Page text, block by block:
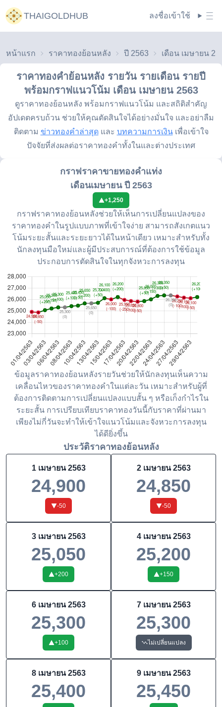
THAIGOLDHUB ลงชื่อเข้าใช้
หน้าแรก ราคาทองย้อนหลัง ปี 2563 เดือน เมษายน
ราคาทองคำย้อนหลัง รายวัน รายเดือน รายปี
พร้อมกราฟแนวโน้ม เดือน เมษายน 2563
ดูราคาทองย้อนหลัง พร้อมกราฟแนวโน้ม และสถิติสำคัญ
อัปเดตครบถ้วน ช่วยให้คุณตัดสินใจได้อย่างมั่นใจ และอย่าลืม
ติดตาม ข่าวทองคำล่าสุด และ บทความการเงิน เพื่อเข้าใจ
ปัจจัยที่ส่งผลต่อราคาทองคำทั้งในและต่างประเทศ
กราฟราคาขายทองคำแท่ง
เดือนเมษายน ปี 2563
+1,250
กราฟราคาทองย้อนหลังช่วยให้เห็นการเปลี่ยนแปลงของ
ราคาทองคำในรูปแบบภาพที่เข้าใจง่าย สามารถสังเกตแนว
โน้มระยะสั้นและระยะยาวได้ในหน้าเดียว เหมาะสำหรับทั้ง
นักลงทุนมือใหม่และผู้มีประสบการณ์ที่ต้องการใช้ข้อมูล
ประกอบการตัดสินใจในทุกจังหวะการลงทุน
ข้อมูลราคาทองย้อนหลังรายวันช่วยให้นักลงทุนเห็นความ
เคลื่อนไหวของราคาทองคำในแต่ละวัน เหมาะสำหรับผู้ที่
ต้องการติดตามการเปลี่ยนแปลงแบบสั้น ๆ หรือเก็งกำไรใน
ระยะสั้น การเปรียบเทียบราคาทองวันนี้กับราคาที่ผ่านมา
เพียงไม่กี่วันจะทำให้เข้าใจแนวโน้มและจังหวะการลงทุน
ได้ดียิ่งขึ้น
ประวัติราคาทองย้อนหลัง
1 เมษายน 2563
24,900
-50
2 เมษายน 2563
24,850
-50
3 เมษายน 2563
25,050
+200
4 เมษายน 2563
25,200
+150
6 เมษายน 2563
25,300
+100
7 เมษายน 2563
25,300
ไม่เปลี่ยนแปลง
8 เมษายน 2563
25,400
9 เมษายน 2563
25,450